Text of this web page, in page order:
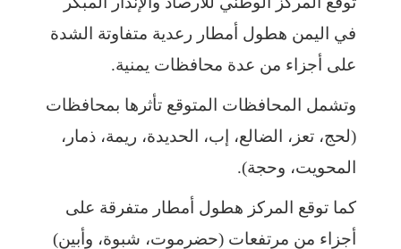
في اليمن هطول أمطار رعدية متفاوتة الشدة
على أجزاء من عدة محافظات يمنية.
وتشمل المحافظات المتوقع تأثرها بمحافظات
(لحج، تعز، الضالع، إب، الحديدة، ريمة، ذمار،
المحويت، وحجة).
كما توقع المركز هطول أمطار متفرقة على
أجزاء من مرتفعات (حضرموت، شبوة، وأبين)